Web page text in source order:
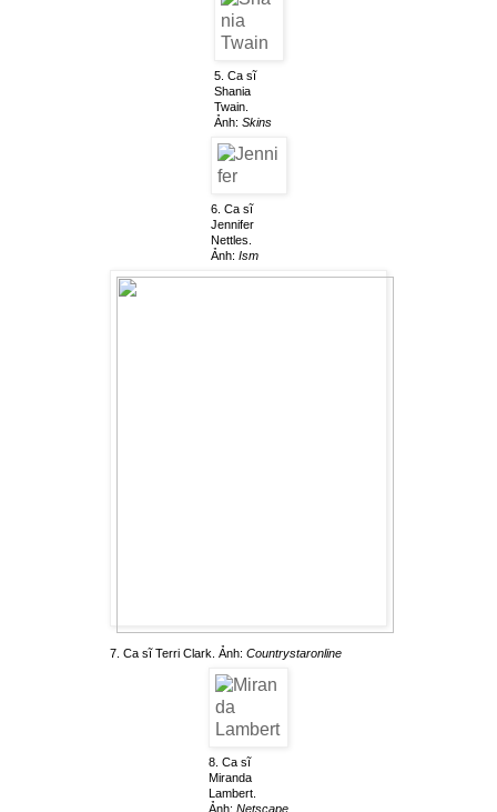
5. Ca sĩ
Shania
Twain.
Ảnh: Skins
6. Ca sĩ
Jennifer
Nettles.
Ảnh: Ism
7. Ca sĩ Terri Clark. Ảnh: Countrystaronline
8. Ca sĩ
Miranda
Lambert.
Ảnh: Netscape